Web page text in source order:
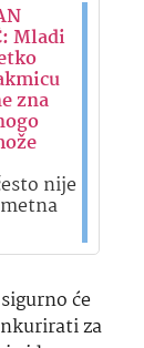
Mladi
zna
nije
će
za